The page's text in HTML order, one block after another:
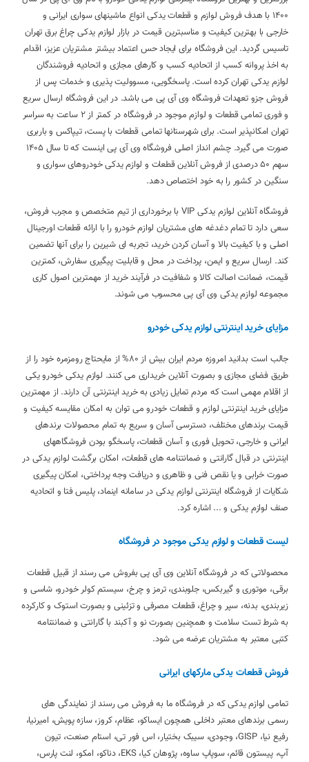
1400 با هدف فروش لوازم و قطعات یدکی انواع ماشینهای سواری ایرانی و
خارجی با بهترین کیفیت و مناسبترین قیمت در بازار لوازم یدکی چراغ برق تهران
تاسیس گردید. این فروشگاه برای ایجاد حس اعتماد بیشتر مشتریان عزیز، اقدام
به اخذ پروانه کسب از اتحادیه کسب و کارهای مجازی و اتحادیه فروشندگان
لوازم یدکی تهران کرده است. پاسخگویی، مسوولیت پذیری و خدمات پس از
فروش جزو تعهدات فروشگاه وی آی پی می باشد. در این فروشگاه ارسال سریع
و فوری تمامی قطعات و لوازم موجود در فروشگاه در کمتر از 2 ساعت به سراسر
تهران امکانپذیر است. برای شهرستانها تمامی قطعات با پست، تیپاکس و باربری
صورت می گیرد. چشم انداز اصلی فروشگاه وی آی پی اینست که تا سال 1405
سهم 50 درصدی از فروش آنلاین قطعات و لوازم یدکی خودروهای سواری و
سنگین در کشور را به خود اختصاص دهد.
فروشگاه آنلاین لوازم یدکی VIP با برخورداری از تیم متخصص و مجرب فروش،
سعی دارد تا تمام دغدغه های مشتریان لوازم خودرو را با ارائه قطعات اورجینال
اصلی و با کیفیت بالا و آسان کردن خرید، تجربه ای شیرین را برای آنها تضمین
کند. ارسال سریع و ایمن، پرداخت در محل و قابلیت پیگیری سفارش، کمترین
قیمت، ضمانت اصالت کالا و شفافیت در فرآیند خرید از مهمترین اصول کاری
مجموعه لوازم یدکی وی آی پی محسوب می شوند.
مزایای خرید اینترنتی لوازم یدکی خودرو
جالب است بدانید امروزه مردم ایران بیش از 80% از مایحتاج رومزمره خود را از
طریق فضای مجازی و بصورت آنلاین خریداری می کنند. لوازم یدکی خودرو یکی
از اقلام مهمی است که مردم تمایل زیادی به خرید اینترنتی آن دارند. از مهمترین
مزایای خرید اینترنتی لوازم و قطعات خودرو می توان به امکان مقایسه کیفیت و
قیمت برندهای مختلف، دسترسی آسان و سریع به تمام محصولات برندهای
ایرانی و خارجی، تحویل فوری و آسان قطعات، پاسخگو بودن فروشگاههای
اینترنتی در قبال گارانتی و ضمانتنامه های قطعات، امکان برگشت لوازم یدکی در
صورت خرابی و یا نقص فنی و ظاهری و دریافت وجه پرداختی، امکان پیگیری
شکایات از فروشگاه اینترنتی لوازم یدکی در سامانه اینماد، پلیس فتا و اتحادیه
صنف لوازم یدکی و ... اشاره کرد.
لیست قطعات و لوازم یدکی موجود در فروشگاه
محصولاتی که در فروشگاه آنلاین وی آی پی بفروش می رسند از قبیل قطعات
برقی، موتوری و گیربکس، جلوبندی، ترمز و چرخ، سیستم کولر خودرو، شاسی و
زیربندی، بدنه، سپر و چراغ، قطعات مصرفی و تزئینی و بصورت استوک و کارکرده
به شرط تست سلامت و همچنین بصورت نو و آکبند با گارانتی و ضمانتنامه
کتبی معتبر به مشتریان عرضه می شود.
فروش قطعات یدکی مارکهای ایرانی
تمامی لوازم یدکی که در فروشگاه ما به فروش می رسند از نمایندگی های
رسمی برندهای معتبر داخلی همچون ایساکو، عظام، کروز، سازه پویش، امیرنیا،
رفیع نیا، GISP، وجودی، سیبک بختیار، اس فور تی، استام صنعت، تیون
آپ، پیستون قائم، سوپاپ ساوه، پژوهان کیا، EKS، دناکو، امکو، لنت پارس،